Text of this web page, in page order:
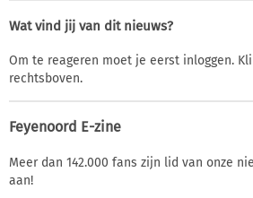
Wat vind jij van dit nieuws?
Om te reageren moet je eerst inloggen.
rechtsboven.
Feyenoord E-zine
Meer dan 142.000 fans zijn lid van onze
aan!